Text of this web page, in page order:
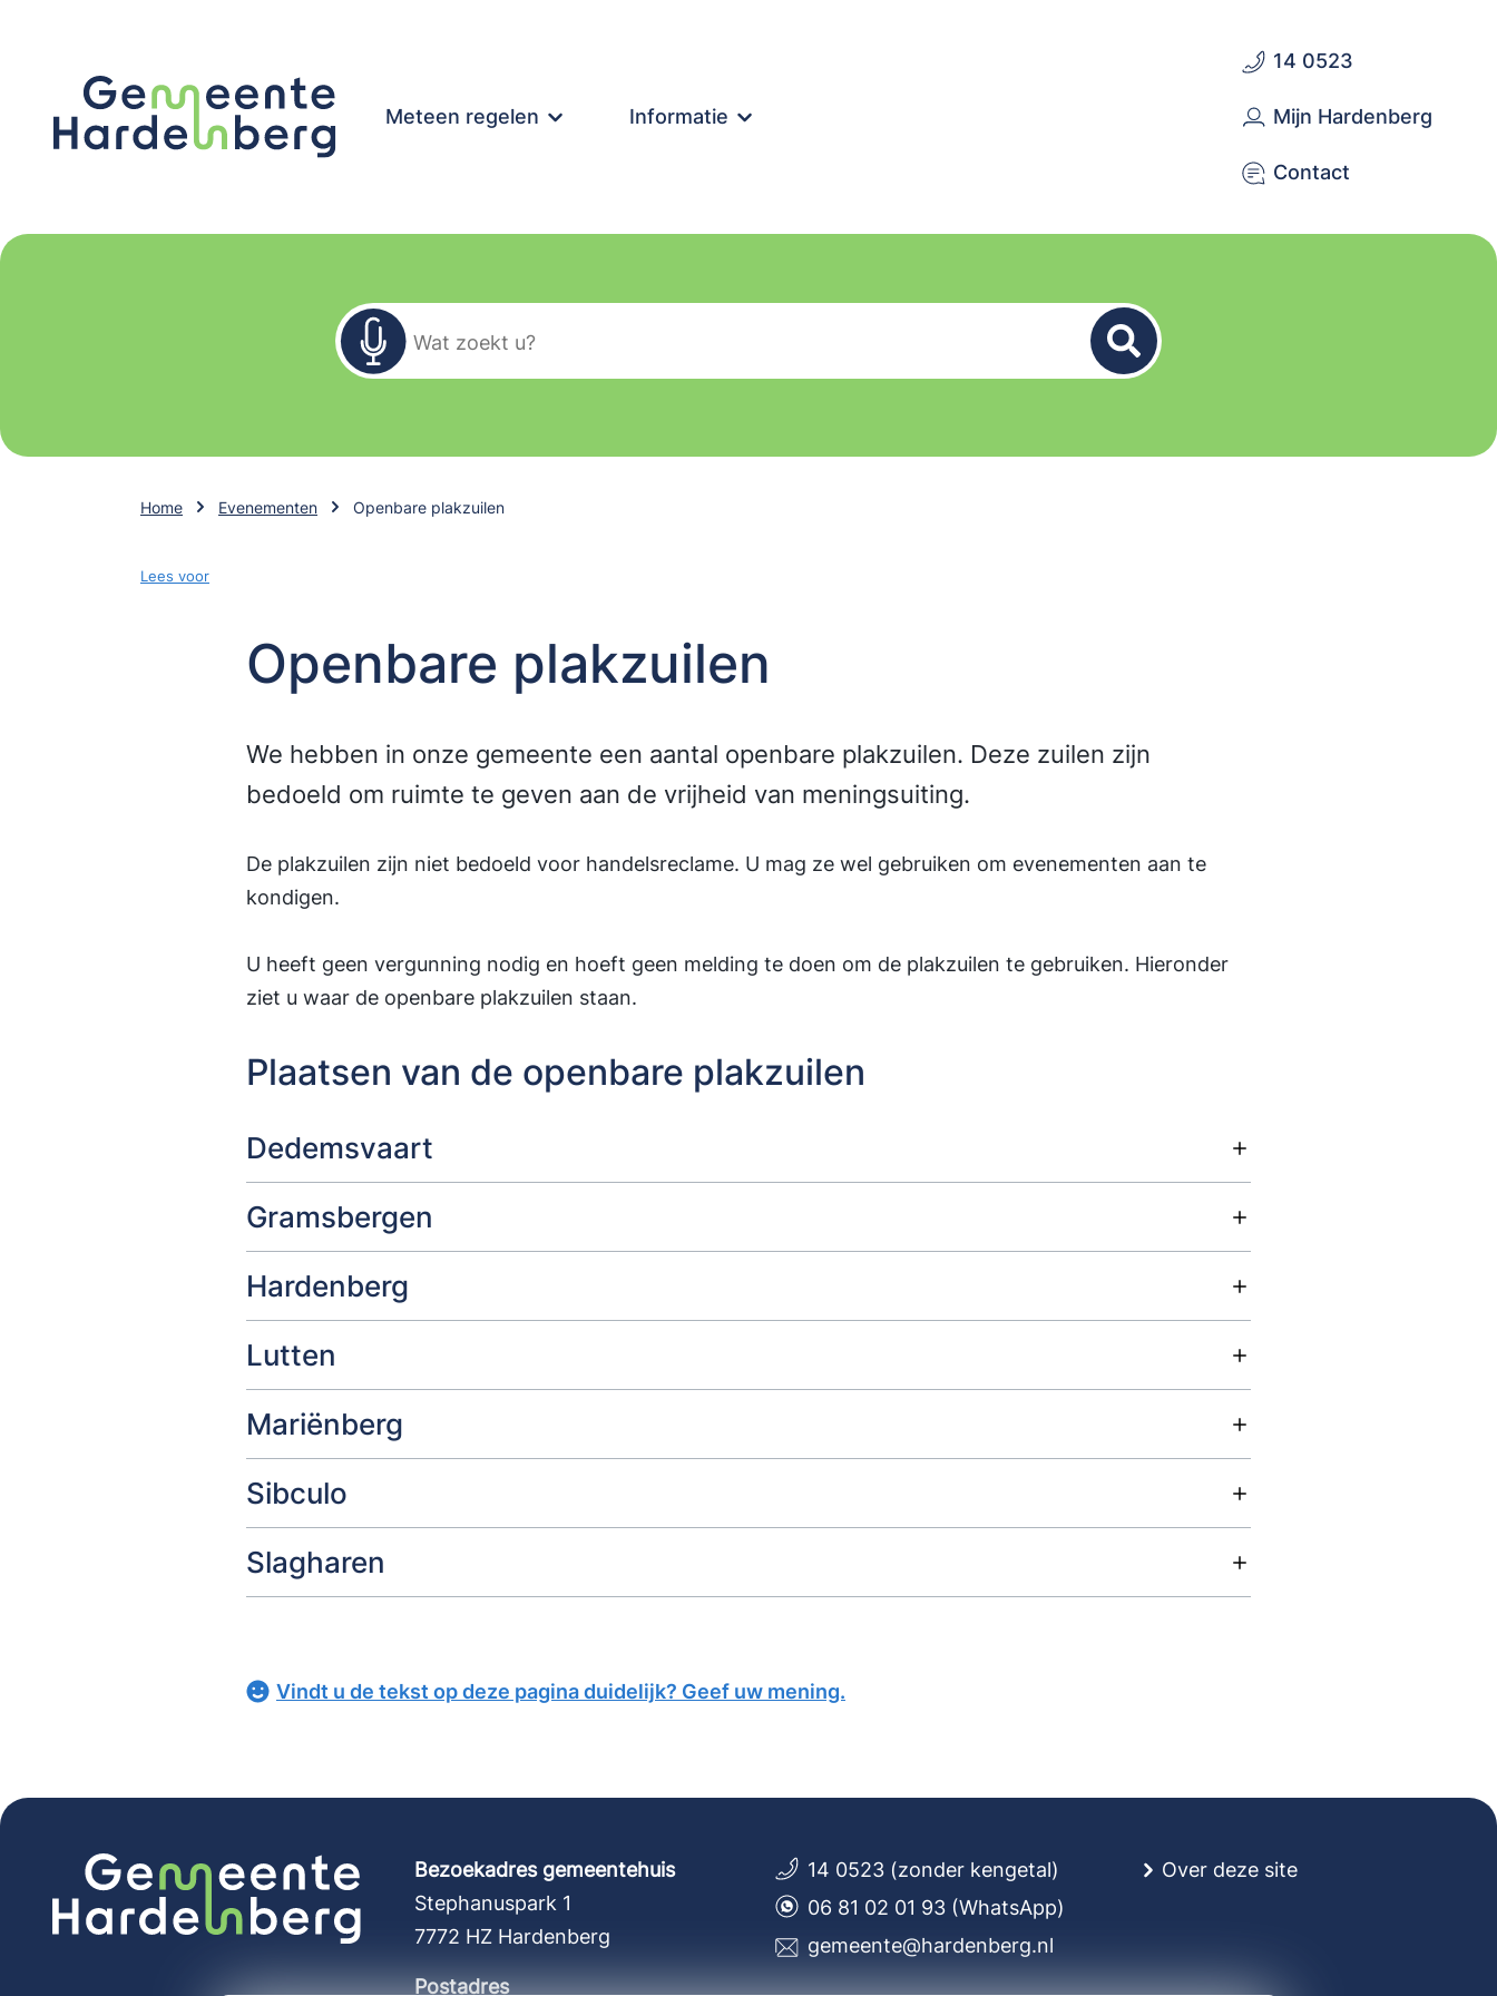
Meteen regelen Informatie
14 0523
Mijn Hardenberg
Contact
Zoekformulier
Wat zoekt u?
Home Evenementen Openbare plakzuilen
Lees voor
Openbare plakzuilen
We hebben in onze gemeente een aantal openbare plakzuilen. Deze zuilen zijn
bedoeld om ruimte te geven aan de vrijheid van meningsuiting.
De plakzuilen zijn niet bedoeld voor handelsreclame. U mag ze wel gebruiken om evenementen aan te
kondigen.
U heeft geen vergunning nodig en hoeft geen melding te doen om de plakzuilen te gebruiken. Hieronder
ziet u waar de openbare plakzuilen staan.
Plaatsen van de openbare plakzuilen
Dedemsvaart
Gramsbergen
Hardenberg
Lutten
Mariënberg
Sibculo
Slagharen
Vindt u de tekst op deze pagina duidelijk? Geef uw mening.
Bezoekadres gemeentehuis
Stephanuspark 1
7772 HZ Hardenberg
Postadres
14 0523 (zonder kengetal)
06 81 02 01 93 (WhatsApp)
gemeente@hardenberg.nl
Over deze site